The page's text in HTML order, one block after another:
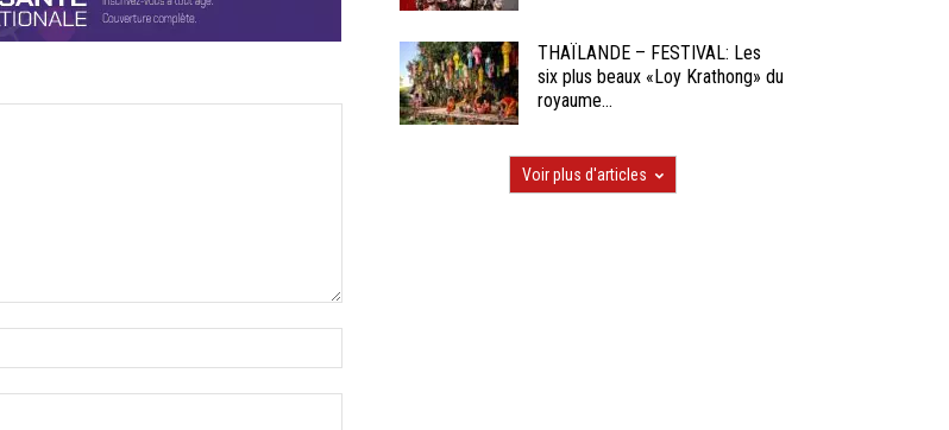
THAÏLANDE – FESTIVAL: Les
six plus beaux «Loy Krathong» du
royaume...
Voir plus d'articles